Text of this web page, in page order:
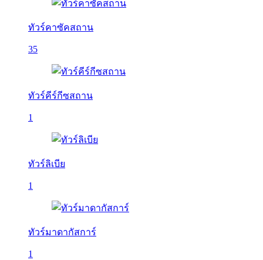
ทัวร์คาซัคสถาน
35
ทัวร์คีร์กีซสถาน
1
ทัวร์ลิเบีย
1
ทัวร์มาดากัสการ์
1